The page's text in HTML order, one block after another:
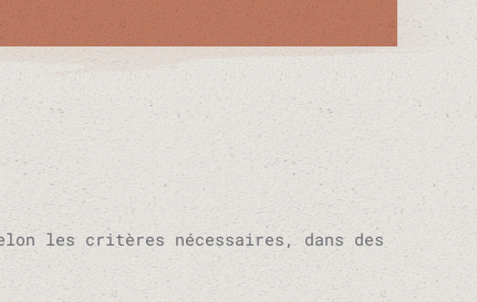
les critères nécessaires, dans des